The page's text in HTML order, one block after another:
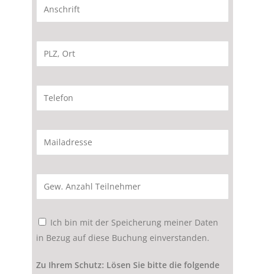
Ich bin mit der Speicherung meiner Daten
in Bezug auf diese Buchung einverstanden.
Zu Ihrem Schutz: Lösen Sie bitte die folgende